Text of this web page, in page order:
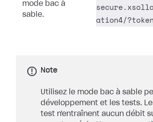
mode bac à
sable.
ation4/
Note
Utilisez le mode bac à sable
développement et les tests.
test n'entraînent aucun débit